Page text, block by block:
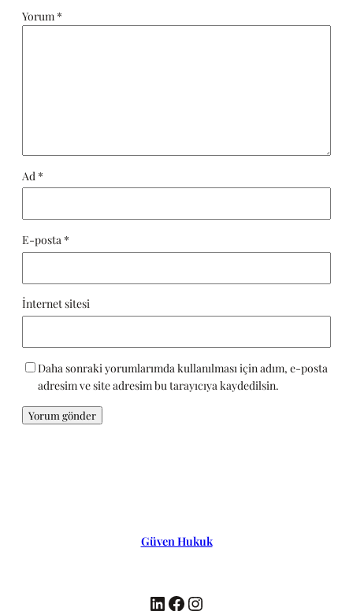
Yorum *
Ad *
E-posta *
İnternet sitesi
Daha sonraki yorumlarımda kullanılması için adım, e-posta
adresim ve site adresim bu tarayıcıya kaydedilsin.
Güven Hukuk
LinkedIn Facebook Instagram